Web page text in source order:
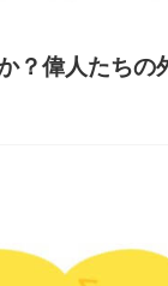
？偉人たちの